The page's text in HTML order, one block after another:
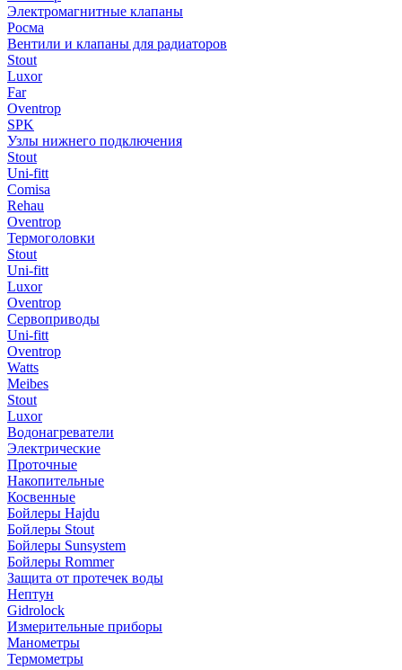
Электромагнитные клапаны
Росма
Вентили и клапаны для радиаторов
Stout
Luxor
Far
Oventrop
SPK
Узлы нижнего подключения
Stout
Uni-fitt
Comisa
Rehau
Oventrop
Термоголовки
Stout
Uni-fitt
Luxor
Oventrop
Сервоприводы
Uni-fitt
Oventrop
Watts
Meibes
Stout
Luxor
Водонагреватели
Электрические
Проточные
Накопительные
Косвенные
Бойлеры Hajdu
Бойлеры Stout
Бойлеры Sunsystem
Бойлеры Rommer
Защита от протечек воды
Нептун
Gidrolock
Измерительные приборы
Манометры
Термометры